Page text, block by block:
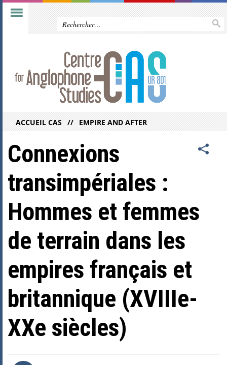
ACCUEIL CAS EMPIRE AND AFTER
Connexions
transimpériales :
Hommes et femmes
de terrain dans les
empires français et
britannique (XVIIIe-
XXe siècles)